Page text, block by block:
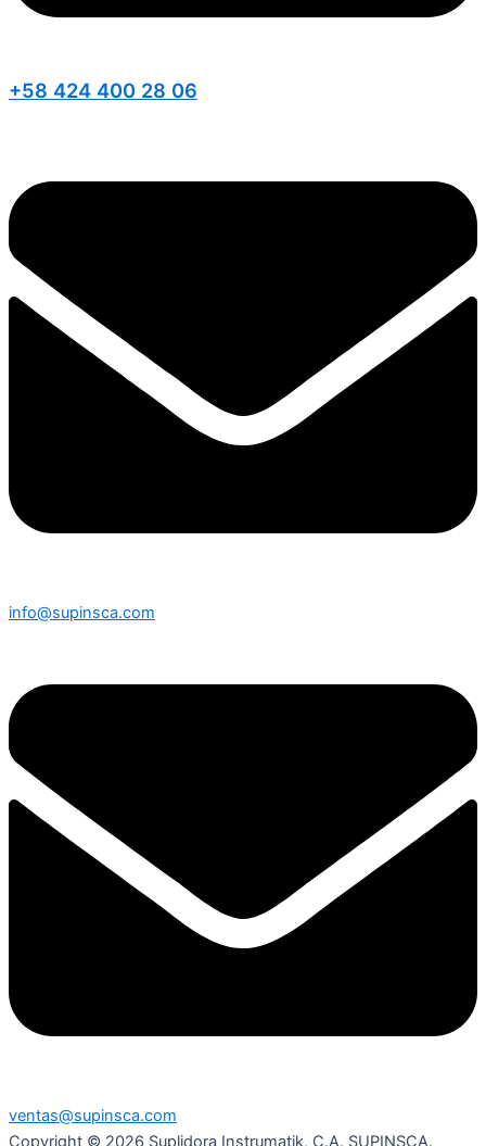
+58 424 400 28 06
info@supinsca.com
ventas@supinsca.com
Copyright © 2026 Suplidora Instrumatik, C.A. SUPINSCA.